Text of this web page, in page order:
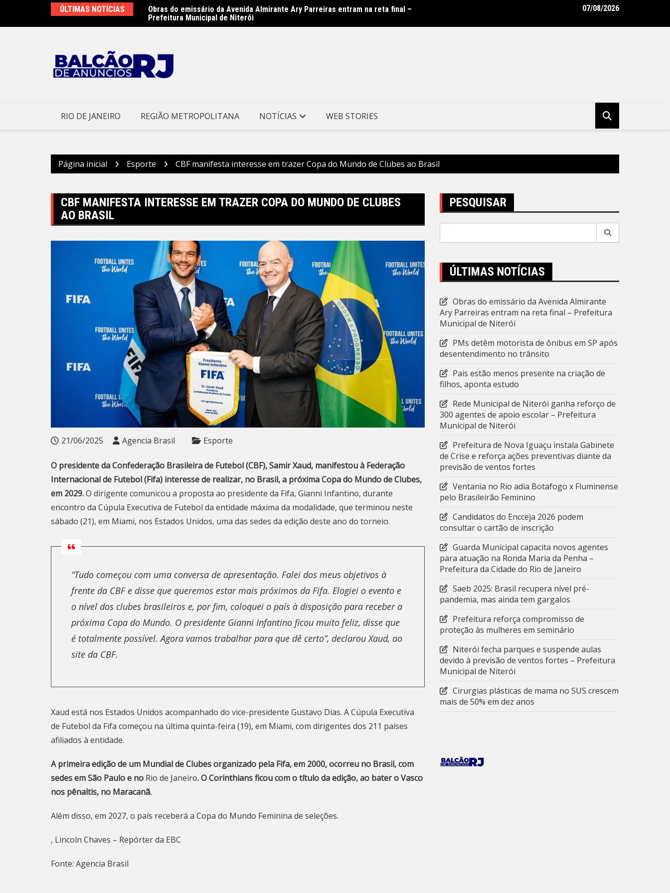
o
ÚLTIMAS NOTÍCIAS
dias de rock, gastronomia e diversão
Obras do emissário da Avenida Almirante Ary Parreiras entram na reta final –
Prefeitura Municipal de Niterói
Rede Municipal de Niterói ganha reforço de 300 agentes de apoio
07/08/2026
RIO DE JANEIRO REGIÃO METROPOLITANA NOTÍCIAS WEB STORIES
Página inicial Esporte CBF manifesta interesse em trazer Copa do Mundo de Clubes ao Brasil
CBF MANIFESTA INTERESSE EM TRAZER COPA DO MUNDO DE CLUBES
AO BRASIL
21/06/2025 Agencia Brasil Esporte
O presidente da Confederação Brasileira de Futebol (CBF), Samir Xaud, manifestou à Federação
Internacional de Futebol (Fifa) interesse de realizar, no Brasil, a próxima Copa do Mundo de Clubes,
em 2029.O dirigente comunicou a proposta ao presidente da Fifa, Gianni Infantino, durante
encontro da Cúpula Executiva de Futebol da entidade máxima da modalidade, que terminou neste
sábado (21), em Miami, nos Estados Unidos, uma das sedes da edição deste ano do torneio.
“Tudo começou com uma conversa de apresentação. Falei dos meus objetivos à
frente da CBF e disse que queremos estar mais próximos da Fifa. Elogiei o evento e
o nível dos clubes brasileiros e, por fim, coloquei o país à disposição para receber a
próxima Copa do Mundo. O presidente Gianni Infantino ficou muito feliz, disse que
é totalmente possível. Agora vamos trabalhar para que dê certo”, declarou Xaud, ao
site da CBF.
Xaud está nos Estados Unidos acompanhado do vice-presidente Gustavo Dias. A Cúpula Executiva
de Futebol da Fifa começou na última quinta-feira (19), em Miami, com dirigentes dos 211 países
afiliados à entidade.
A primeira edição de um Mundial de Clubes organizado pela Fifa, em 2000, ocorreu no Brasil, com
sedes em São Paulo e no Rio de Janeiro. O Corinthians ficou com o título da edição, ao bater o Vasco
nos pênaltis, no Maracanã.
Além disso, em 2027, o país receberá a Copa do Mundo Feminina de seleções.
, Lincoln Chaves – Repórter da EBC
Fonte: Agencia Brasil
PESQUISAR
ÚLTIMAS NOTÍCIAS
Obras do emissário da Avenida Almirante
Ary Parreiras entram na reta final – Prefeitura
Municipal de Niterói
PMs detêm motorista de ônibus em SP após
desentendimento no trânsito
Pais estão menos presente na criação de
filhos, aponta estudo
Rede Municipal de Niterói ganha reforço de
300 agentes de apoio escolar – Prefeitura
Municipal de Niterói
Prefeitura de Nova Iguaçu instala Gabinete
de Crise e reforça ações preventivas diante da
previsão de ventos fortes
Ventania no Rio adia Botafogo x Fluminense
pelo Brasileirão Feminino
Candidatos do Encceja 2026 podem
consultar o cartão de inscrição
Guarda Municipal capacita novos agentes
para atuação na Ronda Maria da Penha –
Prefeitura da Cidade do Rio de Janeiro
Saeb 2025: Brasil recupera nível pré-
pandemia, mas ainda tem gargalos
Prefeitura reforça compromisso de
proteção às mulheres em seminário
Niterói fecha parques e suspende aulas
devido à previsão de ventos fortes – Prefeitura
Municipal de Niterói
Cirurgias plásticas de mama no SUS crescem
mais de 50% em dez anos